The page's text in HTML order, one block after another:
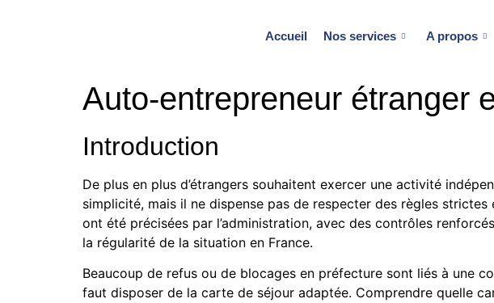
Accueil Nos services A propos
Auto-entrepreneur étranger
Introduction
De plus en plus d’étrangers souhaitent exercer une activité
simplicité, mais il ne dispense pas de respecter des règles
ont été précisées par l’administration, avec des contrôles
la régularité de la situation en France.
Beaucoup de refus ou de blocages en préfecture sont liés à une
faut disposer de la carte de séjour adaptée. Comprendre quelle